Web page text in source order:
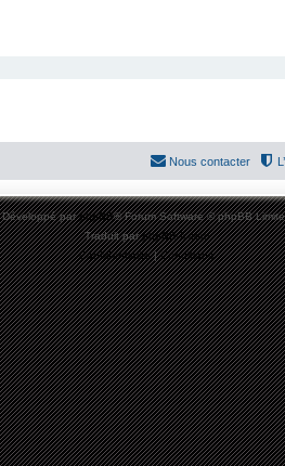
Nous contacter
Développé parphpBB® Forum Software © phpBB
Traduit parphpBB-fr.com
Confidentialité|Conditions